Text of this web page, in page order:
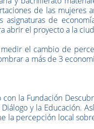
de las mujeres
de
abrir el proyecto a la
medir el cambio de
a más de 3
con la Fundación
y la Educación.
la percepción local